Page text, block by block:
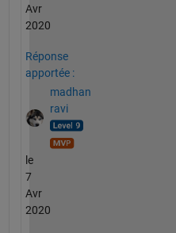
Avr
2020
Réponse
apportée :
madhan
ravi
le
7
Avr
2020